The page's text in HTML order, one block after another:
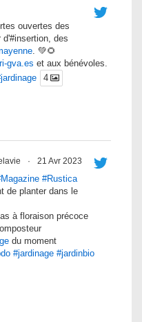
ouvertes des
d'#insertion, des
. 💚🌻
gva.es et aux bénévoles.
4
· 21 Avr 2023
#Rustica
de planter dans le
à floraison précoce
du moment
#jardinage #jardinbio